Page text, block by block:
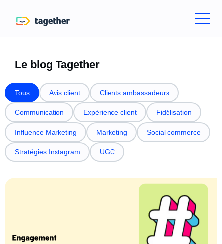
Le blog Tagether
Tous Avis client Clients ambassadeurs
Communication Expérience client Fidélisation
Influence Marketing Marketing Social commerce
Stratégies Instagram UGC